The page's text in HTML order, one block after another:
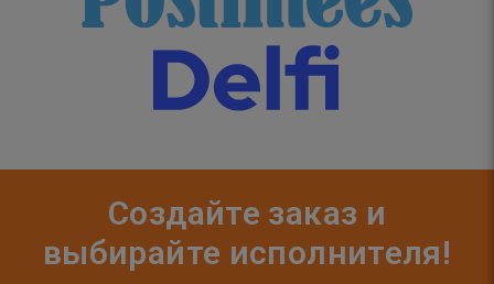
Создайте заказ и
выбирайте исполнителя!